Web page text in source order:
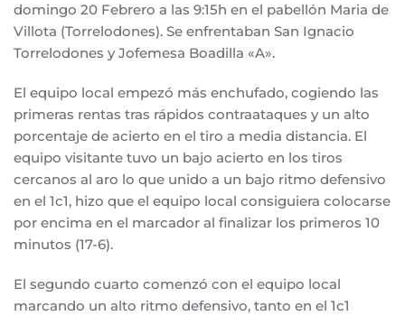
domingo 20 Febrero a las 9:15h en el pabellón Maria de
Villota (Torrelodones). Se enfrentaban San Ignacio
Torrelodones y Jofemesa Boadilla «A».
El equipo local empezó más enchufado, cogiendo las
primeras rentas tras rápidos contraataques y un alto
porcentaje de acierto en el tiro a media distancia. El
equipo visitante tuvo un bajo acierto en los tiros
cercanos al aro lo que unido a un bajo ritmo defensivo
en el 1c1, hizo que el equipo local consiguiera colocarse
por encima en el marcador al finalizar los primeros 10
minutos (17-6).
El segundo cuarto comenzó con el equipo local
marcando un alto ritmo defensivo, tanto en el 1c1